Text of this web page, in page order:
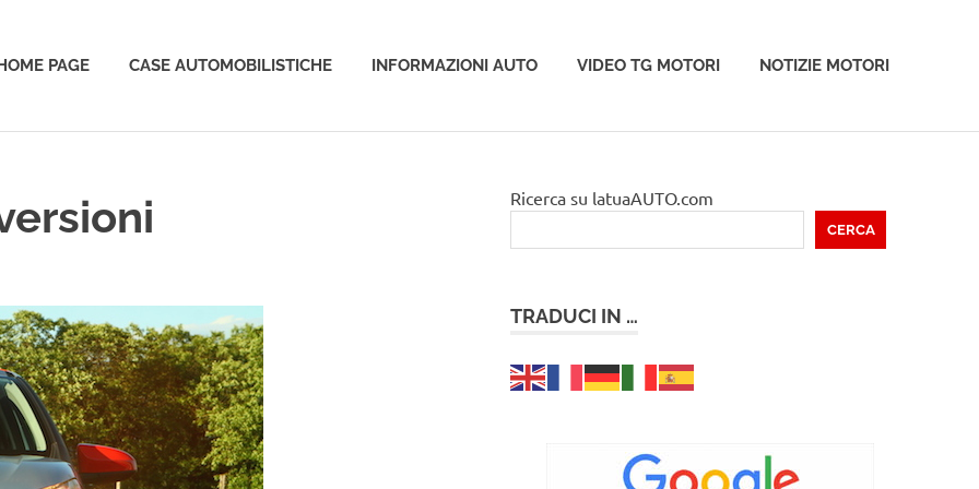
PAGE CASE AUTOMOBILISTICHE INFORMAZIONI AUTO VIDEO TG MOTORI NOTIZIE MOTORI
Ricerca su latuaAUTO.com
CERCA
TRADUCI IN …